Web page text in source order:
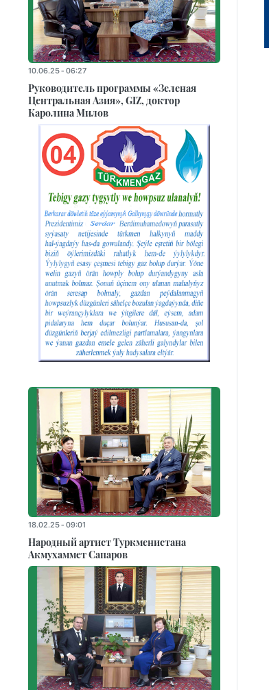
10.06.25 - 06:27
Руководитель программы «Зеленая
Центральная Азия», GIZ, доктор
Каролина Милов
18.02.25 - 09:01
Народный артист Туркменистана
Акмухаммет Сапаров